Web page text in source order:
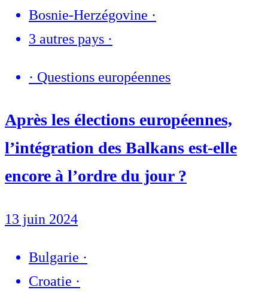
Bosnie-Herzégovine ·
3 autres pays ·
· Questions européennes
Après les élections européennes,
l’intégration des Balkans est-elle
encore à l’ordre du jour ?
13 juin 2024
Bulgarie ·
Croatie ·